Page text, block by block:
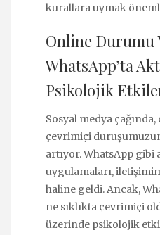
kurallara uymak
Online Durumu
WhatsApp’ta
Psikolojik
Sosyal medya
çevrimiçi
artıyor. WhatsApp gibi
uygulamaları,
haline geldi. Ancak,
ne sıklıkta çevrimiçi
üzerinde psikolojik